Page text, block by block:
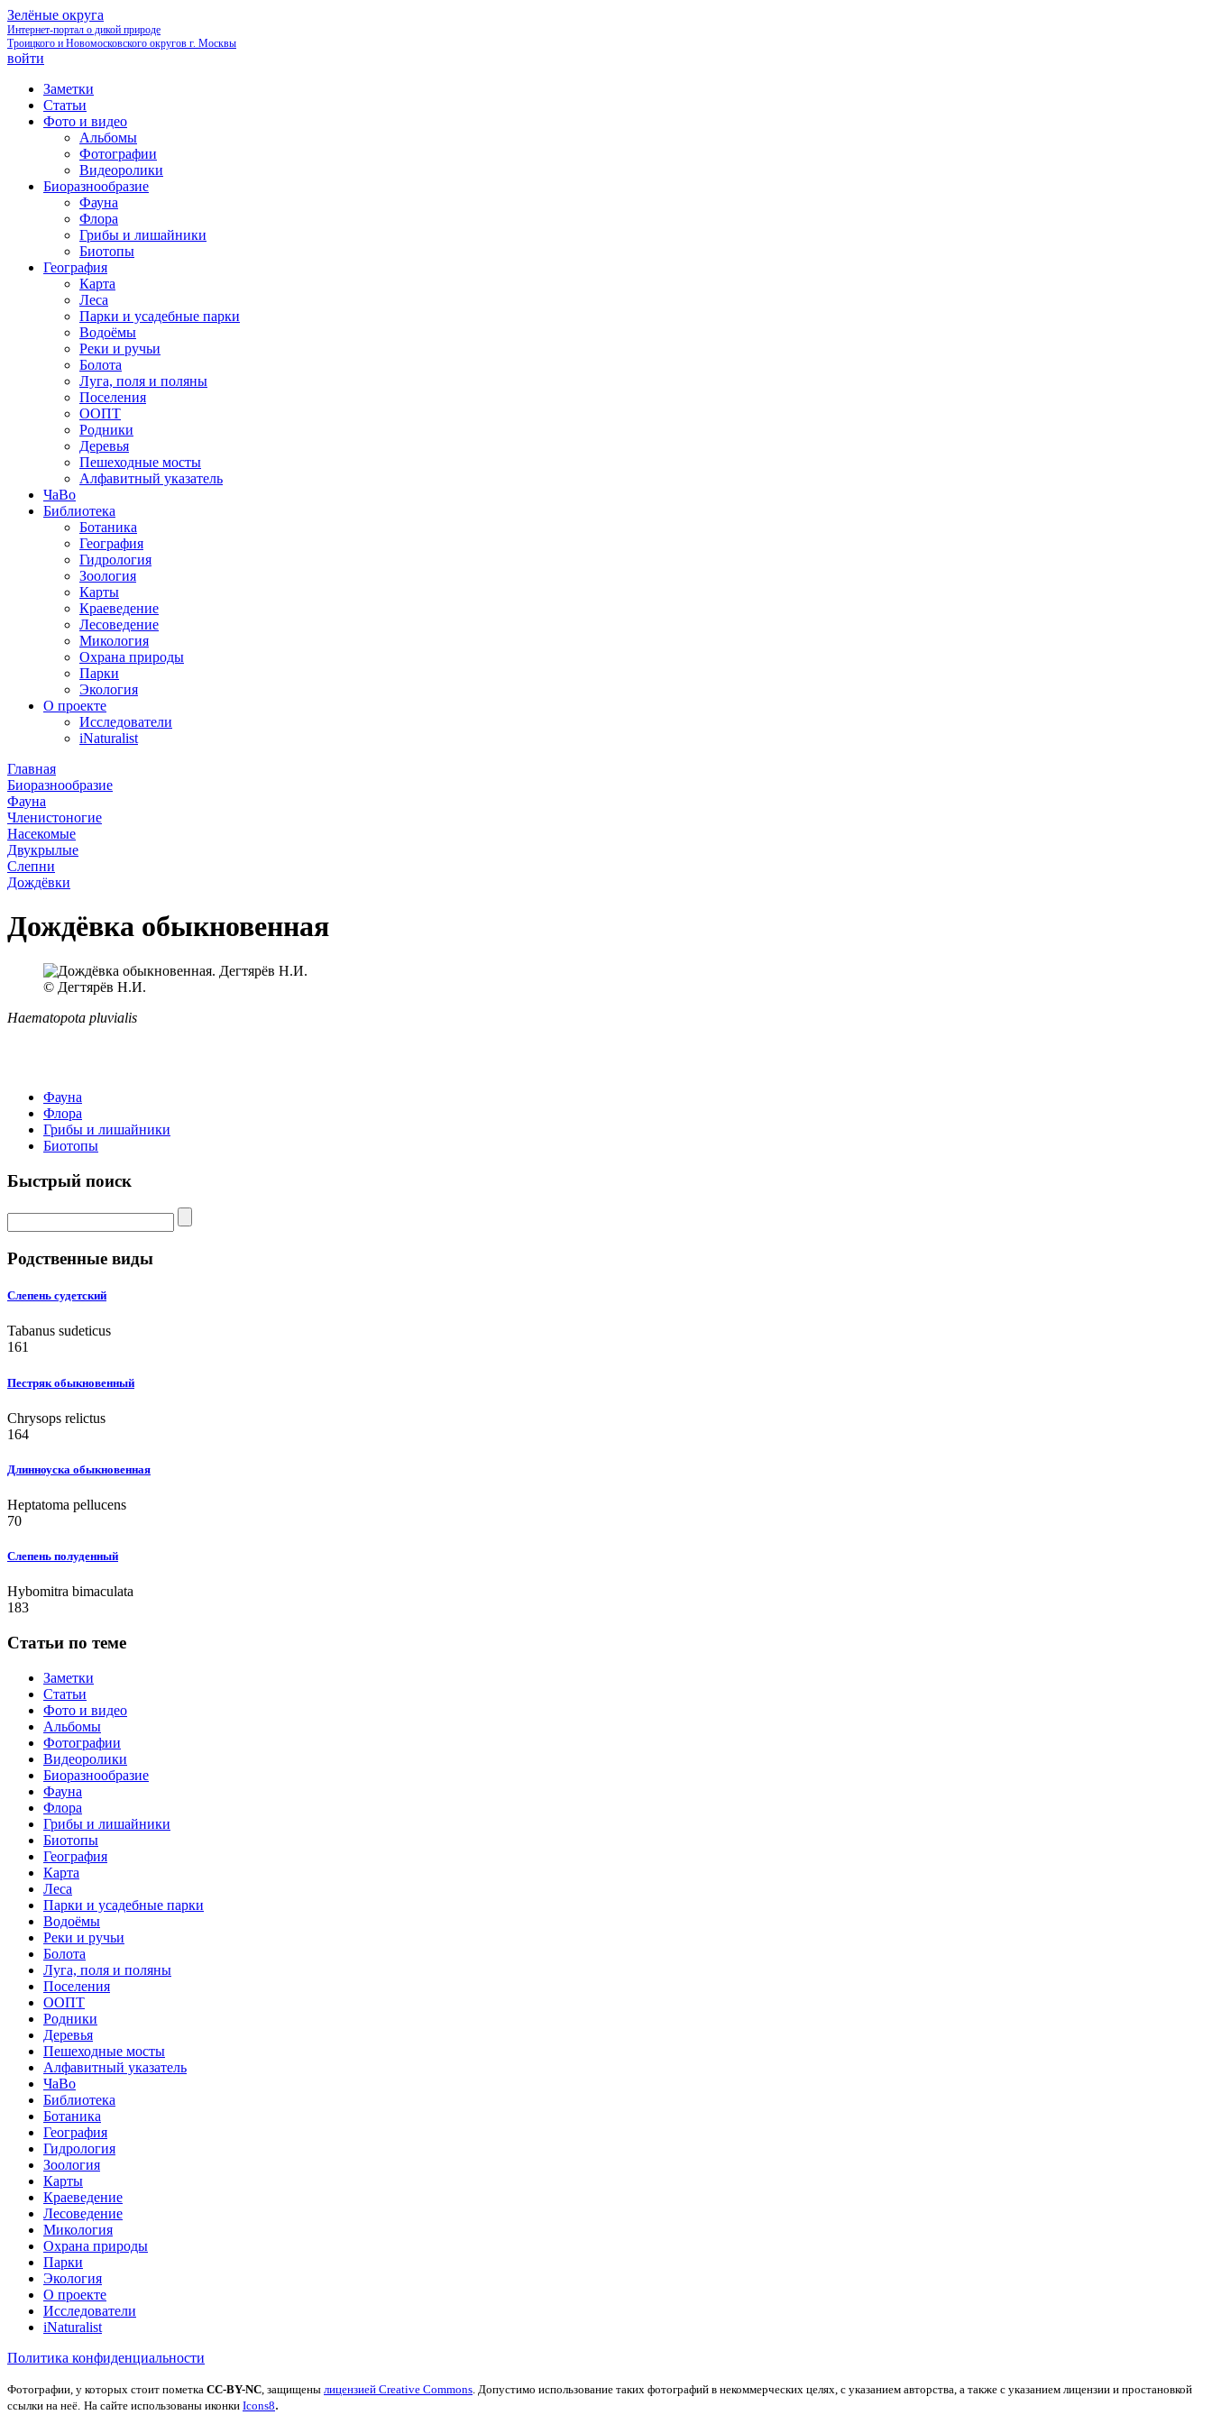
Зелёные округа
Интернет-портал о дикой природе
Троицкого и Новомосковского округов г. Москвы
войти
Заметки
Статьи
Фото и видео
Альбомы
Фотографии
Видеоролики
Биоразнообразие
Фауна
Флора
Грибы и лишайники
Биотопы
География
Карта
Леса
Парки и усадебные парки
Водоёмы
Реки и ручьи
Болота
Луга, поля и поляны
Поселения
ООПТ
Родники
Деревья
Пешеходные мосты
Алфавитный указатель
ЧаВо
Библиотека
Ботаника
География
Гидрология
Зоология
Карты
Краеведение
Лесоведение
Микология
Охрана природы
Парки
Экология
О проекте
Исследователи
iNaturalist
Главная
Биоразнообразие
Фауна
Членистоногие
Насекомые
Двукрылые
Слепни
Дождёвки
Дождёвка обыкновенная
© Дегтярёв Н.И.
Haematopota pluvialis
Фауна
Флора
Грибы и лишайники
Биотопы
Быстрый поиск
Родственные виды
Слепень судетский
Tabanus sudeticus
161
Пестряк обыкновенный
Chrysops relictus
164
Длинноуска обыкновенная
Heptatoma pellucens
70
Слепень полуденный
Hybomitra bimaculata
183
Статьи по теме
Заметки
Статьи
Фото и видео
Альбомы
Фотографии
Видеоролики
Биоразнообразие
Фауна
Флора
Грибы и лишайники
Биотопы
География
Карта
Леса
Парки и усадебные парки
Водоёмы
Реки и ручьи
Болота
Луга, поля и поляны
Поселения
ООПТ
Родники
Деревья
Пешеходные мосты
Алфавитный указатель
ЧаВо
Библиотека
Ботаника
География
Гидрология
Зоология
Карты
Краеведение
Лесоведение
Микология
Охрана природы
Парки
Экология
О проекте
Исследователи
iNaturalist
Политика конфиденциальности
Фотографии, у которых стоит пометка CC-BY-NC , защищены лицензией Creative Commons . Допустимо использование таких фотографий в некоммерческих целях, с указанием авторства, а также с указанием лицензии и простановкой
ссылки на неё. На сайте использованы иконки Icons8.